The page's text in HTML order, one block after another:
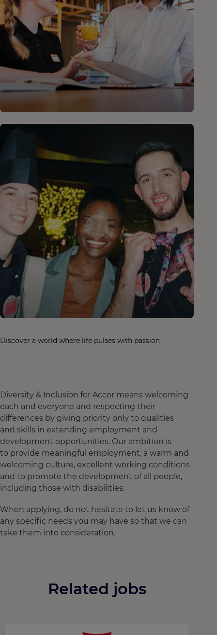
Discover a world where life pulses with passion
Diversity & Inclusion for Accor means welcoming
each and everyone and respecting their
differences by giving priority only to qualities
and skills in extending employment and
development opportunities. Our ambition is
to provide meaningful employment, a warm and
welcoming culture, excellent working conditions
and to promote the development of all people,
including those with disabilities.
When applying, do not hesitate to let us know of
any specific needs you may have so that we can
take them into consideration.
Related jobs